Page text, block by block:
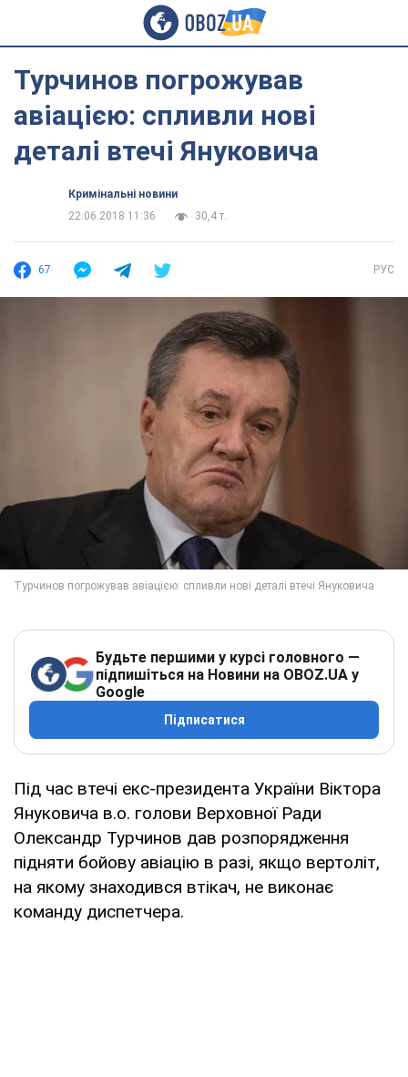
Турчинов погрожував
авіацією: спливли нові
деталі втечі Януковича
Кримінальні новини
22.06.2018 11:36
30,4 т.
67 РУС
Будьте першими у курсі головного —
підпишіться на Новини на OBOZ.UA у
Google
Підписатися
Під час втечі екс-президента України Віктора
Януковича в.о. голови Верховної Ради
Олександр Турчинов дав розпорядження
підняти бойову авіацію в разі, якщо вертоліт,
на якому знаходився втікач, не виконає
команду диспетчера.